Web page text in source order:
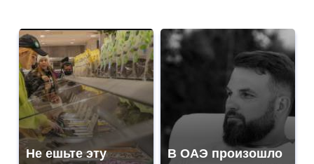
Не ешьте эту
В ОАЭ произошло